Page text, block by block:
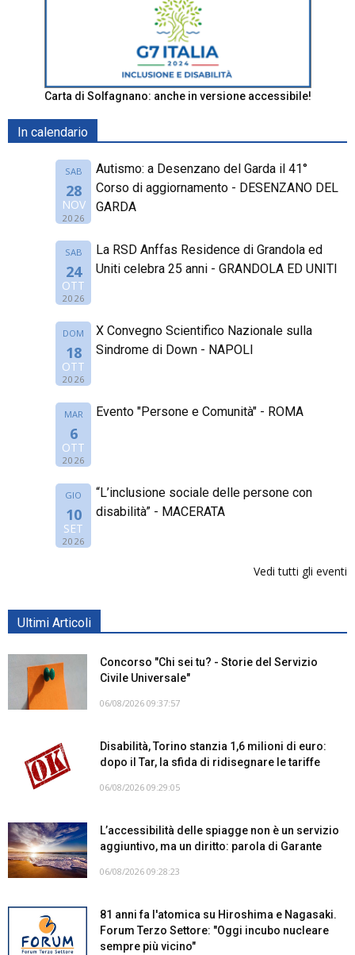
Carta di Solfagnano: anche in versione accessibile!
In calendario
SAB
28
NOV
2026
Autismo: a Desenzano del Garda il 41°
Corso di aggiornamento - DESENZANO DEL
GARDA
SAB
24
OTT
2026
La RSD Anffas Residence di Grandola ed
Uniti celebra 25 anni - GRANDOLA ED UNITI
DOM
18
OTT
2026
X Convegno Scientifico Nazionale sulla
Sindrome di Down - NAPOLI
MAR
6
OTT
2026
Evento "Persone e Comunità" - ROMA
GIO
10
SET
2026
“L’inclusione sociale delle persone con
disabilità” - MACERATA
Vedi tutti gli eventi
Ultimi Articoli
Concorso "Chi sei tu? - Storie del Servizio
Civile Universale"
06/08/2026 09:37:57
Disabilità, Torino stanzia 1,6 milioni di euro:
dopo il Tar, la sfida di ridisegnare le tariffe
06/08/2026 09:29:05
L’accessibilità delle spiagge non è un servizio
aggiuntivo, ma un diritto: parola di Garante
06/08/2026 09:28:23
81 anni fa l'atomica su Hiroshima e Nagasaki.
Forum Terzo Settore: "Oggi incubo nucleare
sempre più vicino"